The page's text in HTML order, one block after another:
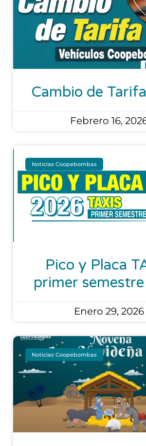
Cambio de
Febrero 16,
Noticias Coopebombas
Pico y Placa
primer
Enero 29, 2026
Noticias Coopebombas